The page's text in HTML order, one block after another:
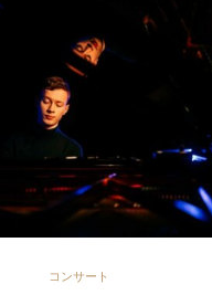
コンサート